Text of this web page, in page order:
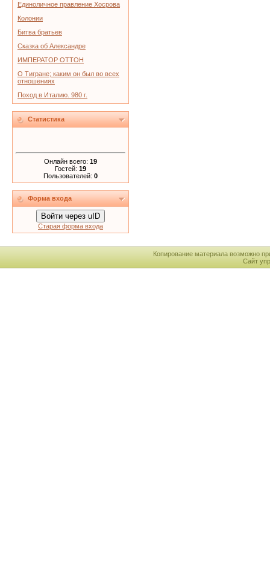
Единоличное правление Хосрова
Колонии
Битва братьев
Сказка об Александре
ИМПЕРАТОР ОТТОН
О Тигране; каким он был во всех
отношениях
Поход в Италию. 980 г.
Статистика
Онлайн всего: 19
Гостей: 19
Пользователей: 0
Форма входа
Войти через uID
Старая форма входа
Копирование материала возможно
Сайт